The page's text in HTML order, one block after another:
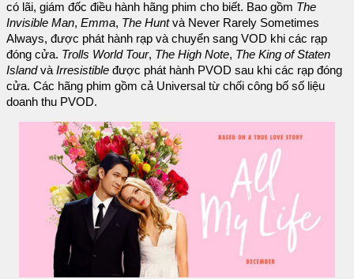
có lãi, giám đốc điều hành hãng phim cho biết. Bao gồm The
Invisible Man, Emma, The Huntvà Never Rarely Sometimes
Always, được phát hành rạp và chuyển sang VOD khi các rạp
đóng cửa. Trolls World Tour, The High Note, The King of Staten
Islandvà Irresistible được phát hành PVOD sau khi các rạp đóng
cửa. Các hãng phim gồm cả Universal từ chối công bố số liệu
doanh thu PVOD.